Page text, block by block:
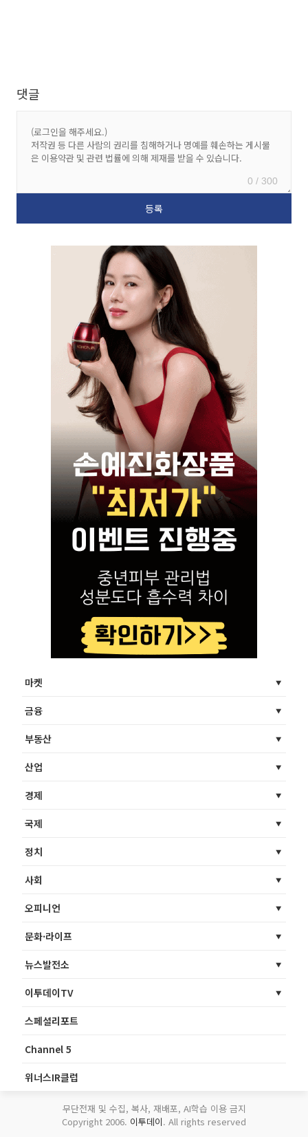
댓글
0 / 300
마켓
금융
부동산
산업
경제
국제
정치
사회
오피니언
문화·라이프
뉴스발전소
이투데이TV
스페셜리포트
Channel 5
위너스IR클럽
무단전재 및 수집, 복사, 재배포, AI학습 이용 금지
Copyright 2006. 이투데이. All rights reserved